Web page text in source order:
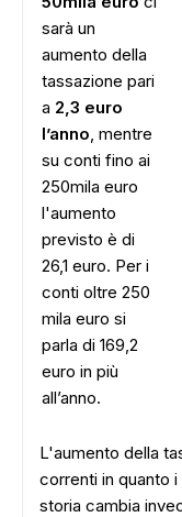
sarà un
aumento della
tassazione pari
a 2,3 euro
l’anno, mentre
su conti fino ai
250mila euro
l'aumento
previsto è di
26,1 euro. Per i
conti oltre 250
mila euro si
parla di 169,2
euro in più
all’anno.
L'aumento della
correnti in quanto
storia cambia